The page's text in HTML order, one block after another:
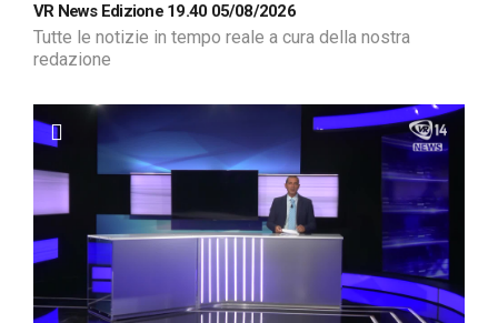
VR News Edizione 19.40 05/08/2026
Tutte le notizie in tempo reale a cura della nostra
redazione